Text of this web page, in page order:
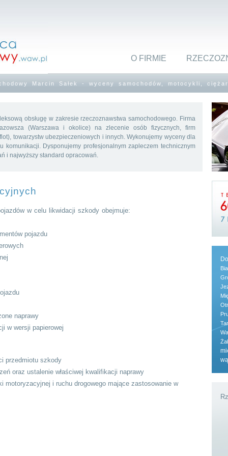
O FIRMIE
Marcin Sałek - wyceny samochodów, motocykli,
obsługę w zakresie rzeczoznawstwa samochodowego. Firma
(Warszawa i okolice) na zlecenie osób fizycznych, firm
towarzystw ubezpieczeniowych i innych. Wykonujemy wyceny dla
komunikacji. Dysponujemy profesjonalnym zapleczem technicznym
i najwyższy standard opracowań.
w celu likwidacji szkody obejmuje:
pojazdu
naprawy
w wersji papierowej
przedmiotu szkody
oraz ustalenie właściwej kwalifikacji naprawy
motoryzacyjnej i ruchu drogowego mające zastosowanie w